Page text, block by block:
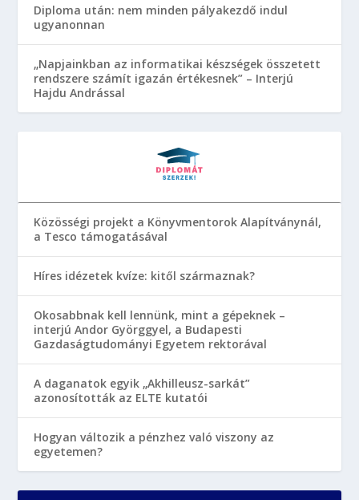
Diploma után: nem minden pályakezdő indul
ugyanonnan
„Napjainkban az informatikai készségek összetett
rendszere számít igazán értékesnek” – Interjú
Hajdu Andrással
Közösségi projekt a Könyvmentorok Alapítványnál,
a Tesco támogatásával
Híres idézetek kvíze: kitől származnak?
Okosabbnak kell lennünk, mint a gépeknek –
interjú Andor Györggyel, a Budapesti
Gazdaságtudományi Egyetem rektorával
A daganatok egyik „Akhilleusz-sarkát”
azonosították az ELTE kutatói
Hogyan változik a pénzhez való viszony az
egyetemen?